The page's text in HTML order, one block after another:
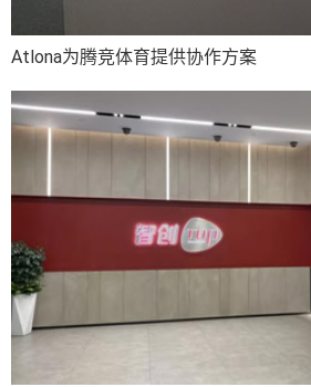
Atlona为腾竞体育提供协作方案